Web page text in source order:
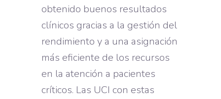
obtenido buenos resultados
clínicos gracias a la gestión del
rendimiento y a una asignación
más eficiente de los recursos
en la atención a pacientes
críticos. Las UCI con estas